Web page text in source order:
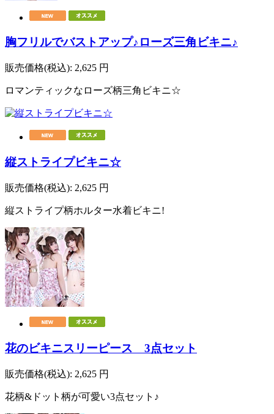
胸フリルでバストアップ♪ローズ三角ビキニ♪
販売価格(税込): 2,625 円
ロマンティックなローズ柄三角ビキニ☆
縦ストライプビキニ☆
販売価格(税込): 2,625 円
縦ストライプ柄ホルター水着ビキニ!
花のビキニスリーピース 3点セット
販売価格(税込): 2,625 円
花柄&ドット柄が可愛い3点セット♪